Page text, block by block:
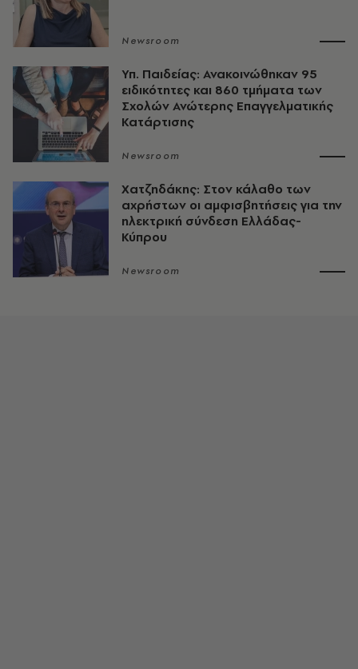
Newsroom
Υπ. Παιδείας: Ανακοινώθηκαν 95
ειδικότητες και 860 τμήματα των
Σχολών Ανώτερης Επαγγελματικής
Κατάρτισης
Newsroom
Χατζηδάκης: Στον κάλαθο των
αχρήστων οι αμφισβητήσεις για την
ηλεκτρική σύνδεση Ελλάδας-
Κύπρου
Newsroom